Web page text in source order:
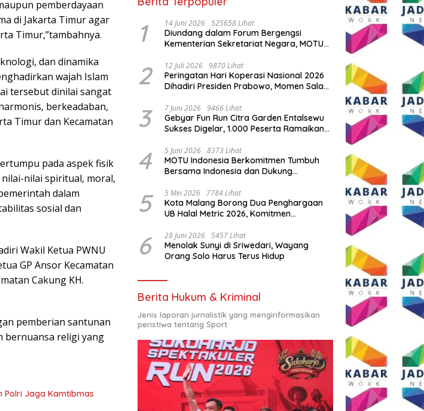
pemberdayaan
di Jakarta Timur agar
Timur,”tambahnya.
dan dinamika
wajah Islam
tersebut dinilai sangat
berkeadaban,
Timur dan Kecamatan
pada aspek fisik
nilai spiritual, moral,
dalam
sosial dan
Wakil Ketua PWNU
GP Ansor Kecamatan
Cakung KH.
pemberian santunan
bernuansa religi yang
Polri Jaga Kamtibmas
1 14 Juni 2026 525658 Lihat
Diundang dalam Forum Bergengsi
Kementerian Sekretariat Negara, MOTU
Indonesia
2 12 Juli 2026 9870 Lihat
Peringatan Hari Koperasi Nasional 2026
Dihadiri Presiden Prabowo, Momen Salam
3 7 Juni 2026 9466 Lihat
Gebyar Fun Run Citra Garden Entalsewu
Sukses Digelar, 1.000 Peserta Ramaikan
4 5 Juni 2026 8373 Lihat
MOTU Indonesia Berkomitmen Tumbuh
Bersama Indonesia dan Dukung
5 5 Mei 2026 7784 Lihat
Kota Malang Borong Dua Penghargaan
UB Halal Metric 2026, Komitmen
6 28 Juni 2026 5457 Lihat
Menolak Sunyi di Sriwedari, Wayang
Orang Solo Harus Terus Hidup
Berita Hukum & Kriminal
Jenis laporan jurnalistik yang menginformasikan
peristiwa tentang Sport